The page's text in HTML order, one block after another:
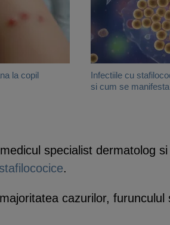
la copil
Infectiile cu
si cum se manifesta
specialist dermatolog
.
cazurilor, furunculul